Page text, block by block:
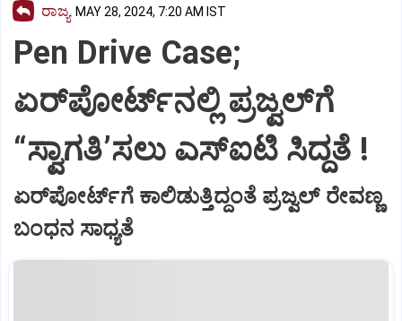
ರಾಜ್ಯ MAY 28, 2024, 7:20 AM IST
Pen Drive Case;
ಏರ್‌ಪೋರ್ಟ್‌ನಲ್ಲಿ ಪ್ರಜ್ವಲ್‌ಗೆ
“ಸ್ವಾಗತಿ’ಸಲು ಎಸ್‌ಐಟಿ ಸಿದ್ದತೆ !
ಏರ್‌ಪೋರ್ಟ್‌ಗೆ ಕಾಲಿಡುತ್ತಿದ್ದಂತೆ ಪ್ರಜ್ವಲ್‌ ರೇವಣ್ಣ
ಬಂಧನ ಸಾಧ್ಯತೆ